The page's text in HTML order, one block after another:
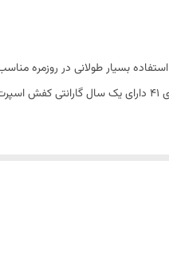
بسیار طولانی در روزمره
، استر و کفی طبی داخل از بهترین نوع چرم گاوی رنگبندی : زیتونی کرم ،